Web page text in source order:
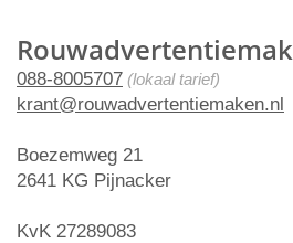
088-8005707 (lokaal tarief)
krant@rouwadvertentiemaken.nl
Boezemweg 21
2641 KG Pijnacker
KvK 27289083